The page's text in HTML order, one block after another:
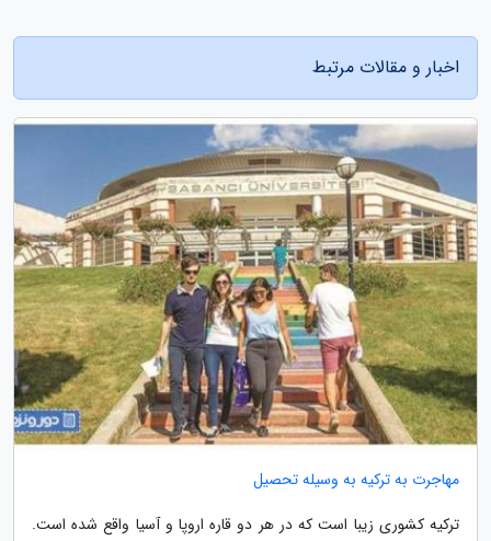
اخبار و مقالات مرتبط
مهاجرت به ترکیه به وسیله تحصیل
ترکیه کشوری زیبا است که در هر دو قاره اروپا و آسیا واقع شده است.